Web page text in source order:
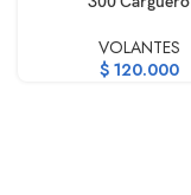
VOLANTES
$120.000